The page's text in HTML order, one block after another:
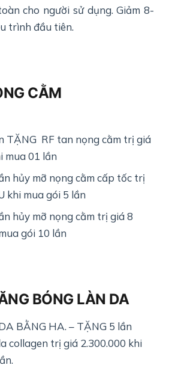
cho người sử dụng. Giảm 8-
trình đầu tiên.
CẰM
TẶNG RF tan nọng cằm trị giá
mua 01 lần
hủy mỡ nọng cằm cấp tốc trị
khi mua gói 5 lần
hủy mỡ nọng cằm trị giá 8
gói 10 lần
BÓNG LÀN DA
BẰNG HA. – TẶNG 5 lần
collagen trị giá 2.300.000 khi